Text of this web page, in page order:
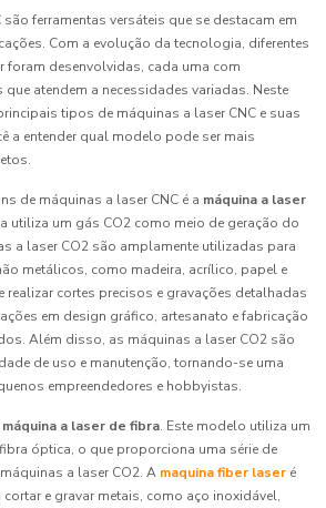
ferramentas versáteis que se destacam em
Com a evolução da tecnologia, diferentes
foram desenvolvidas, cada uma com
que atendem a necessidades variadas. Neste
tipos de máquinas a laser CNC e suas
a entender qual modelo pode ser mais
de máquinas a laser CNC é a máquina a laser
utiliza um gás CO2 como meio de geração do
a laser CO2 são amplamente utilizadas para
metálicos, como madeira, acrílico, papel e
realizar cortes precisos e gravações detalhadas
em design gráfico, artesanato e fabricação
Além disso, as máquinas a laser CO2 são
de uso e manutenção, tornando-se uma
empreendedores e hobbyistas.
máquina a laser de fibra. Este modelo utiliza um
óptica, o que proporciona uma série de
a laser CO2. A maquina fiber laser é
cortar e gravar metais, como aço inoxidável,